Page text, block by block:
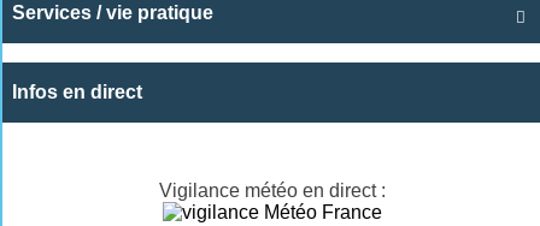

Services / vie pratique
Infos en direct
Vigilance météo en direct :